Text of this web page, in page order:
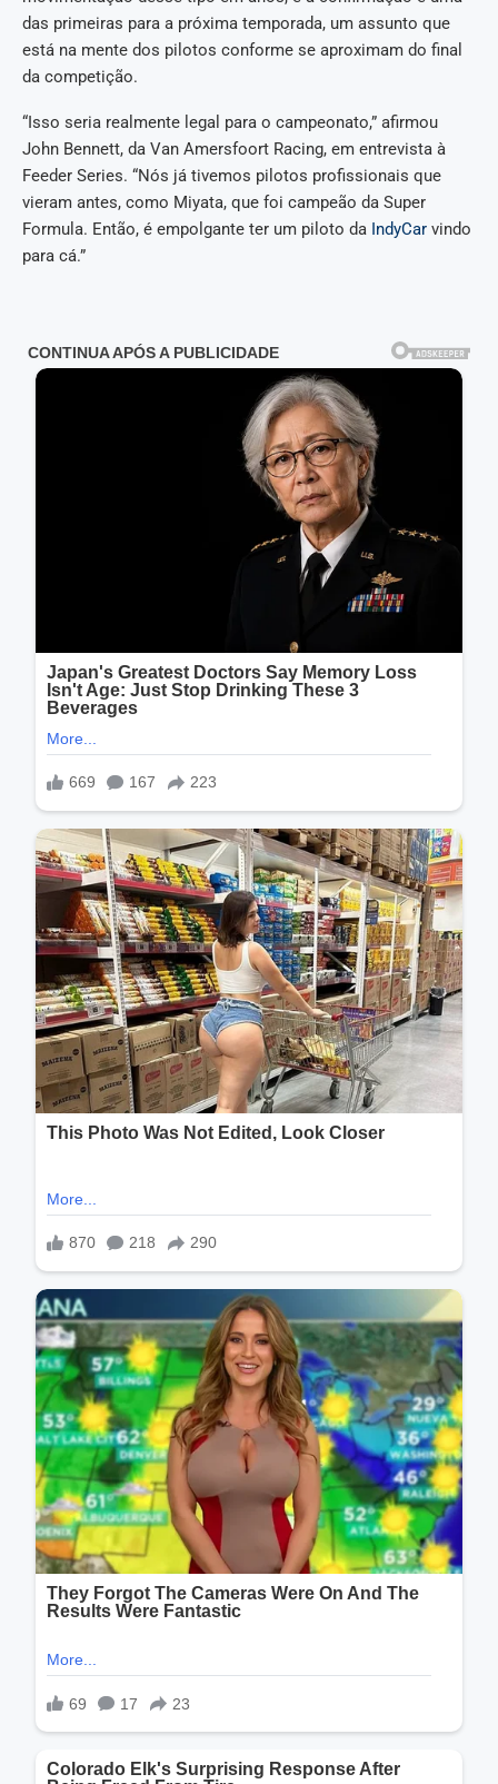
das primeiras para a próxima temporada, um assunto que
está na mente dos pilotos conforme se aproximam do final
da competição.
“Isso seria realmente legal para o campeonato,” afirmou
John Bennett, da Van Amersfoort Racing, em entrevista à
Feeder Series. “Nós já tivemos pilotos profissionais que
vieram antes, como Miyata, que foi campeão da Super
Formula. Então, é empolgante ter um piloto da IndyCar vindo
para cá.”